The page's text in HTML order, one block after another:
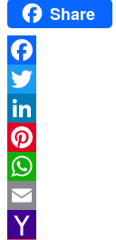
Share
Facebook
Twitter
LinkedIn
Pinterest
WhatsApp
Email